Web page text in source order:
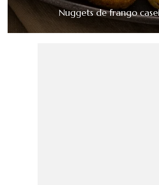
Nuggets de frango